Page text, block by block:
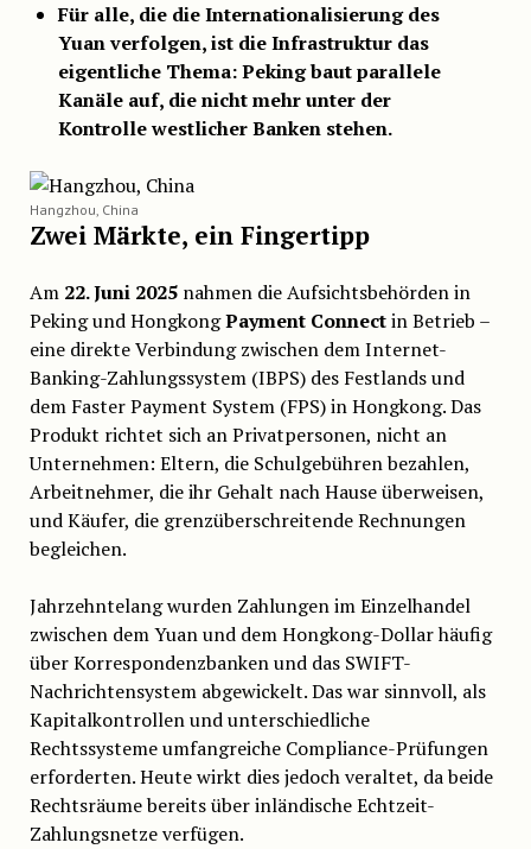
Für alle, die die Internationalisierung des
Yuan verfolgen, ist die Infrastruktur das
eigentliche Thema: Peking baut parallele
Kanäle auf, die nicht mehr unter der
Kontrolle westlicher Banken stehen.
Hangzhou, China
Zwei Märkte, ein Fingertipp
Am 22. Juni 2025nahmen die Aufsichtsbehörden in
Peking und HongkongPayment Connectin Betrieb –
eine direkte Verbindung zwischen dem Internet-
Banking-Zahlungssystem (IBPS) des Festlands und
dem Faster Payment System (FPS) in Hongkong. Das
Produkt richtet sich an Privatpersonen, nicht an
Unternehmen: Eltern, die Schulgebühren bezahlen,
Arbeitnehmer, die ihr Gehalt nach Hause überweisen,
und Käufer, die grenzüberschreitende Rechnungen
begleichen.
Jahrzehntelang wurden Zahlungen im Einzelhandel
zwischen dem Yuan und dem Hongkong-Dollar häufig
über Korrespondenzbanken und das SWIFT-
Nachrichtensystem abgewickelt. Das war sinnvoll, als
Kapitalkontrollen und unterschiedliche
Rechtssysteme umfangreiche Compliance-Prüfungen
erforderten. Heute wirkt dies jedoch veraltet, da beide
Rechtsräume bereits über inländische Echtzeit-
Zahlungsnetze verfügen.